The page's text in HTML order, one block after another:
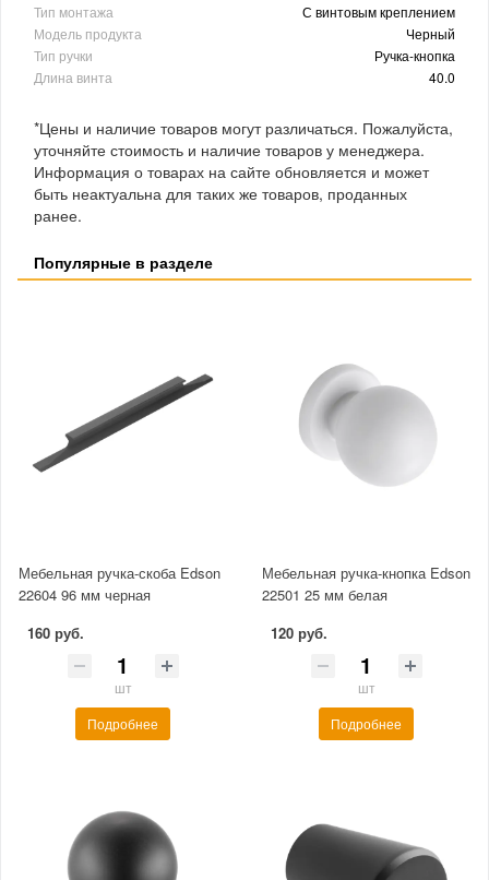
Тип монтажа
С винтовым креплением
Модель продукта
Черный
Тип ручки
Ручка-кнопка
Длина винта
40.0
*Цены и наличие товаров могут различаться. Пожалуйста,
уточняйте стоимость и наличие товаров у менеджера.
Информация о товарах на сайте обновляется и может
быть неактуальна для таких же товаров, проданных
ранее.
Популярные в разделе
Мебельная ручка-скоба Edson
22604 96 мм черная
160 руб.
шт
Подробнее
Мебельная ручка-кнопка Edson
22501 25 мм белая
120 руб.
шт
Подробнее